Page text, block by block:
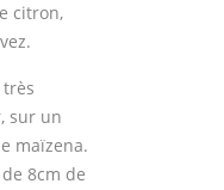
citron,
sur un
maïzena.
8cm de